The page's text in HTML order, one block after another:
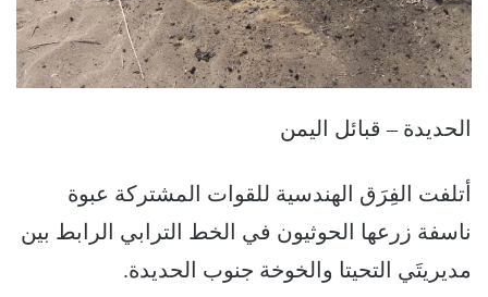
الحديدة – قبائل اليمن
أتلفت الفِرَق الهندسية للقوات المشتركة عبوة
ناسفة زرعها الحوثيون في الخط الترابي الرابط بين
مديريتَي التحيتا والخوخة جنوب الحديدة.